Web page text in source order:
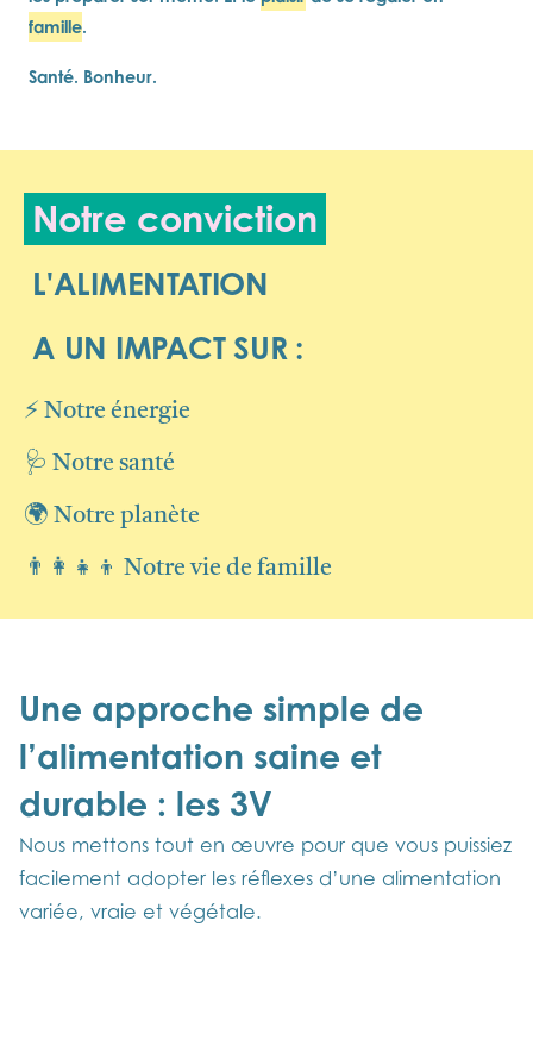
famille.
Santé. Bonheur.
Notre conviction
L'ALIMENTATION
A UN IMPACT SUR :
⚡ Notre énergie
🩺 Notre santé
🌍 Notre planète
👨‍👩‍👧‍👦 Notre vie de famille
Une approche simple de
l’alimentation saine et
durable : les 3V
Nous mettons tout en œuvre pour que vous puissiez
facilement adopter les réflexes d’une alimentation
variée, vraie et végétale.